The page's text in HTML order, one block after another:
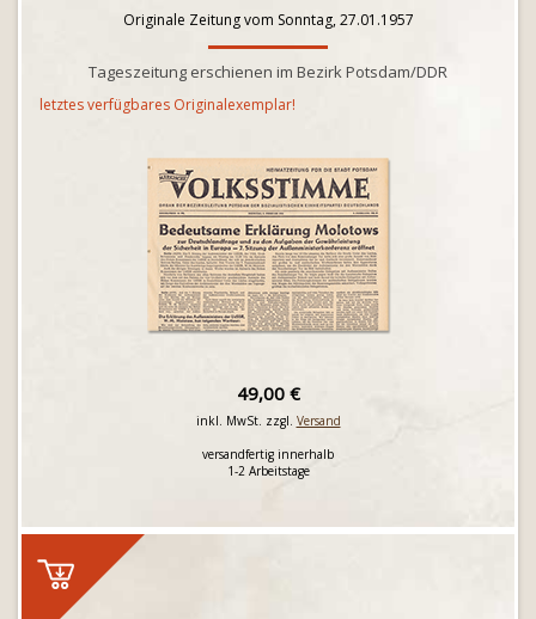
Originale Zeitung vom Sonntag, 27.01.1957
Tageszeitung erschienen im Bezirk Potsdam/DDR
letztes verfügbares Originalexemplar!
49,00 €
inkl. MwSt. zzgl. Versand
versandfertig innerhalb
1-2 Arbeitstage